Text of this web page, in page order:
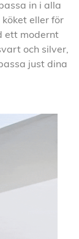
in i alla
eller för
ett modernt
och silver,
just dina